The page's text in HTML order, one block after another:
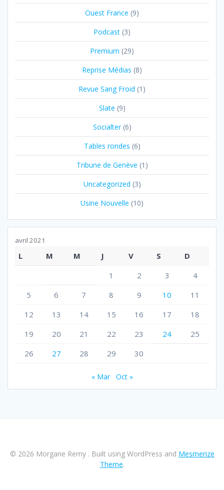
Ouest France (9)
Podcast (3)
Premium (29)
Reprise Médias (8)
Revue Sang Froid (1)
Slate (9)
Socialter(6)
Tables rondes (6)
Tribune de Genève (1)
Uncategorized (3)
Usine Nouvelle (10)
avril 2021
L M M J V S
D
1
2 3
4
5
6 7 8 9 10
11
12
13 14 15 16 17
18
19
20 21 22 23 24
25
26
27 28 29 30
« Mar Oct »
© 2026 Morgane Remy . Built using WordPress and Mesmerize
Theme.